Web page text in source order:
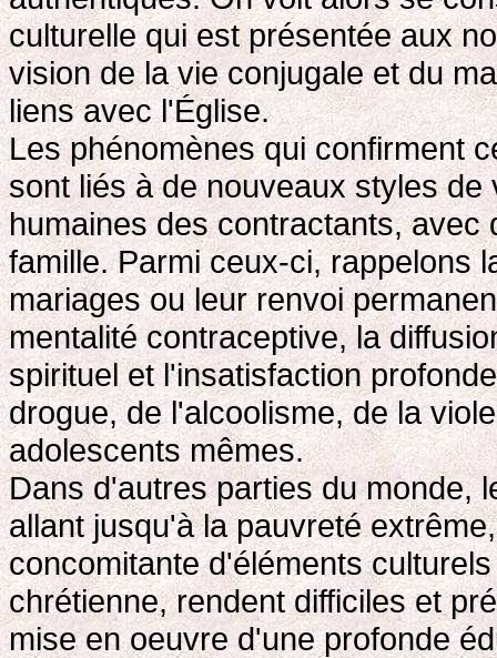
culturelle qui est présentée aux
vision de la vie conjugale et du
liens avec l'Église.
Les phénomènes qui confirment
sont liés à de nouveaux styles
humaines des contractants,
famille. Parmi ceux-ci, rappelons
mariages ou leur renvoi
mentalité contraceptive, la
spirituel et l'insatisfaction
drogue, de l'alcoolisme, de la
adolescents mêmes.
Dans d'autres parties du monde,
allant jusqu'à la pauvreté
concomitante d'éléments
chrétienne, rendent difficiles et
mise en oeuvre d'une profonde